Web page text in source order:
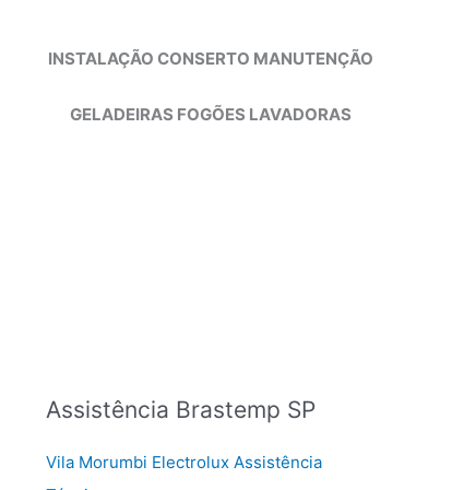
INSTALAÇÃO CONSERTO MANUTENÇÃO
GELADEIRAS FOGÕES LAVADORAS
Assistência Brastemp SP
Vila Morumbi Electrolux Assistência